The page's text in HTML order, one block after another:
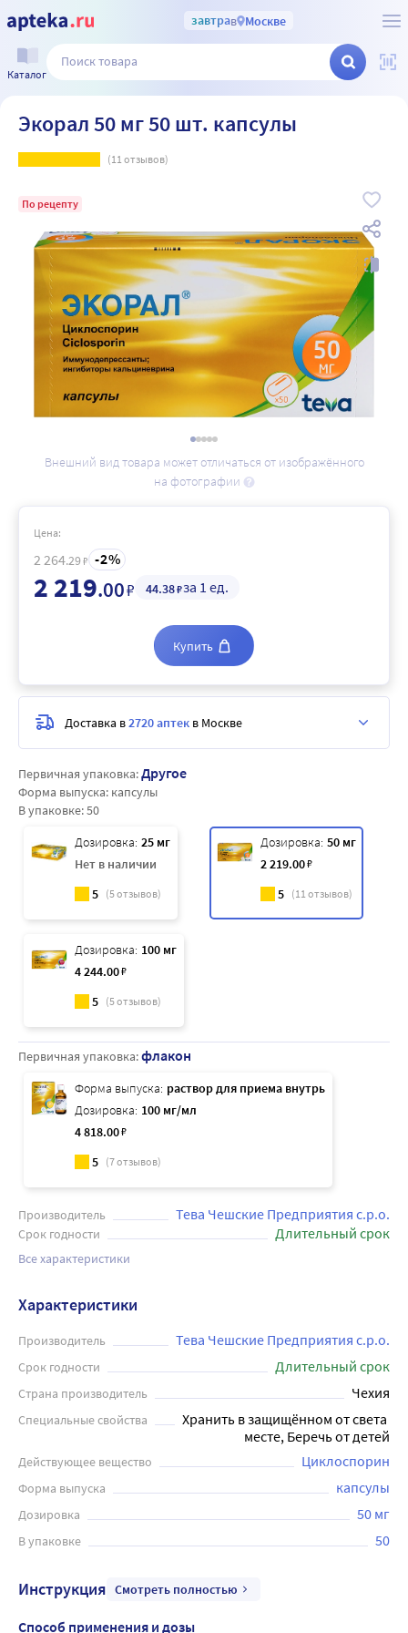
завтрав Москве
Каталог
Экорал 50 мг 50 шт. капсулы
(11отзывов)
По рецепту
Внешний вид товара может отличаться от изображённого
на фотографии
Первичная упаковка:Другое
Форма выпуска: капсулы
В упаковке:50
Дозировка: 25 мг
Нет в наличии
5 (5отзывов)
Дозировка: 50 мг
2 219.00₽
5 (11отзывов)
Дозировка: 100 мг
4 244.00₽
5 (5отзывов)
Первичная упаковка:флакон
Форма выпуска: раствор для приема внутрь
Дозировка: 100 мг/мл
4 818.00₽
5 (7отзывов)
Производитель Тева Чешские Предприятия с.р.о.
Срок годности Длительный срок
Все характеристики
Цена:
2 264.29₽ 2
2 219.00₽ 44.38₽за 1 ед.
Купить
Доставка в2720 аптек в Москве
Характеристики
Производитель Тева Чешские Предприятия с.р.о.
Срок годности Длительный срок
Страна производитель Чехия
Специальные свойства
Хранить в защищённом от света
месте, Беречь от детей
Действующее вещество Циклоспорин
Форма выпуска капсулы
Дозировка 50 мг
В упаковке 50
Инструкция Смотреть полностью
Способ применения и дозы